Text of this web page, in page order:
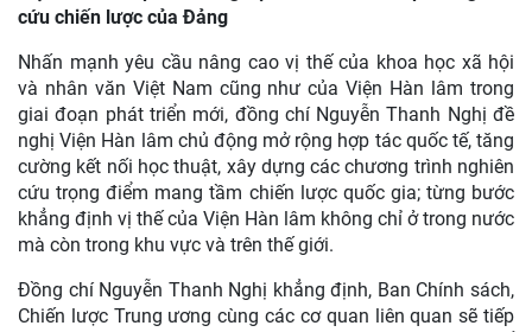
Nghị đề nghị Viện Hàn lâm đẩy nhanh xây dựng cơ sở dữ
tư liệu; ứng dụng dữ liệu lớn và công nghệ số trong nghiên
cứu; xây dựng hệ sinh thái nghiên cứu hiện đại, kết nối
trong nước và quốc tế.
Đồng chí cũng yêu cầu Viện Hàn lâm tập trung xây dựng
đội ngũ cán bộ khoa học có trình độ chuyên môn cao, có
đạo đức khoa học, trách nhiệm xã hội; chủ động đào tạo,
thu hút chuyên gia đầu ngành, nhà khoa học trẻ; tiếp tục
kiện toàn tổ chức bộ máy tinh gọn, hiệu lực, hiệu quả.
Viện Hàn lâm phải khẳng định rõ vai trò cơ quan nghiên